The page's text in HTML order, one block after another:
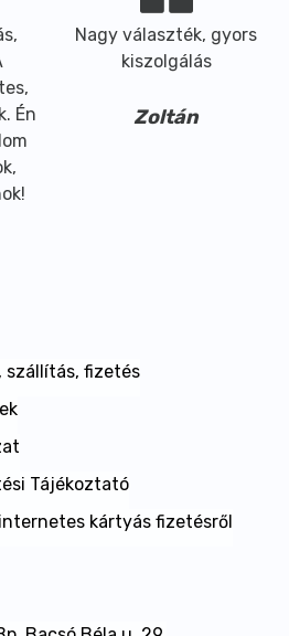
Én
Nagy választék, gyors
kiszolgálás
Zoltán
fizetés
Tájékoztató
kártyás fizetésről